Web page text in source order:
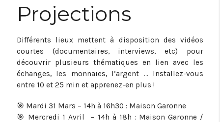
Projections
Différents lieux mettent à disposition des vidéos
courtes (documentaires, interviews, etc) pour
découvrir plusieurs thématiques en lien avec les
échanges, les monnaies, l’argent … Installez-vous
entre 10 et 25 min et apprenez-en plus !
🎯 Mardi 31 Mars – 14h à 16h30 : Maison Garonne
🎯 Mercredi 1 Avril – 14h à 18h : Maison Garonne /